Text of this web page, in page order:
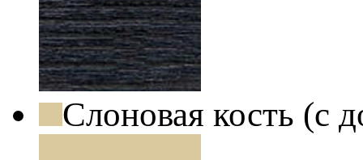
Слоновая кость (с